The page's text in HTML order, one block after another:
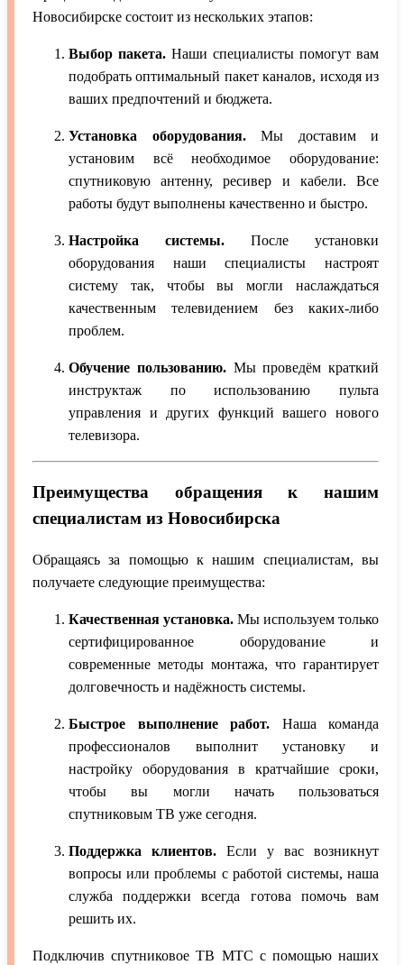
Новосибирске состоит из нескольких этапов:
Выбор пакета. Наши специалисты помогут вам
подобрать оптимальный пакет каналов, исходя из
ваших предпочтений и бюджета.
Установка оборудования.Мы доставим и
установим всё необходимое оборудование:
спутниковую антенну, ресивер и кабели. Все
работы будут выполнены качественно и быстро.
Настройка системы. После установки
оборудования наши специалисты настроят
систему так, чтобы вы могли наслаждаться
качественным телевидением без каких-либо
проблем.
Обучение пользованию.Мы проведём краткий
инструктаж по использованию пульта
управления и других функций вашего нового
телевизора.
Преимущества обращения к нашим
специалистам из Новосибирска
Обращаясь за помощью к нашим специалистам, вы
получаете следующие преимущества:
Качественная установка. Мы используем только
сертифицированное оборудование и
современные методы монтажа, что гарантирует
долговечность и надёжность системы.
Быстрое выполнение работ. Наша команда
профессионалов выполнит установку и
настройку оборудования в кратчайшие сроки,
чтобы вы могли начать пользоваться
спутниковым ТВ уже сегодня.
Поддержка клиентов. Если у вас возникнут
вопросы или проблемы с работой системы, наша
служба поддержки всегда готова помочь вам
решить их.
Подключив спутниковое ТВ МТС с помощью наших